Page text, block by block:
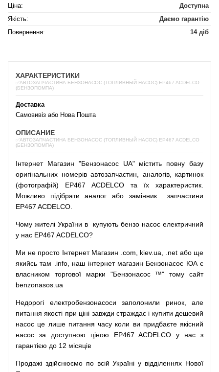
Ціна:
Доступна
Якість:
Даємо гарантію
Повернення:
14 діб
ХАРАКТЕРИСТИКИ
✅АВТОЗАПЧАСТИНА БЕНЗОНАСОС (ТОПЛИВНЫЙ НАСОС) EP467 ACDELCO
(БЕНЗОПОМПА)
Доставка
Самовивіз або Нова Пошта
ОПИСАНИЕ
✅АВТОЗАПЧАСТИНА БЕНЗОНАСОС (ТОПЛИВНЫЙ НАСОС) EP467 ACDELCO
(БЕНЗОПОМПА)
Інтернет Магазин "Бензонасос UA" містить повну базу
оригінальних номерів автозапчастин аналогів,
картинок
(фотографій) EP467 ACDELCO та їх характеристик.
Можливо
підібрати аналог або замінникзапчастини
EP467 ACDELCO.
Чому жителі України в купують бензо насос електричний
у нас EP467 ACDELCO?
Ми не просто Інтернет Магазин .com kiev.ua .net або ще
якийсь там .info, наш інтернет магазин Бензонасос ЮА є
власником
торгової марки "Бензонасос ™" тому
сайт
benzonasos.ua
Недорогі електробензонасоси заполонили ринок,
але
питання якості при ціні завжди страждає і купити дешевий
насос це лише питання часу коли ви придбаєте якісний
насос
за доступною ціною EP467 ACDELCO у нас з
гарантією до 12 місяців
Продажі здійснюємо по всій Україні у відділеннях Нової